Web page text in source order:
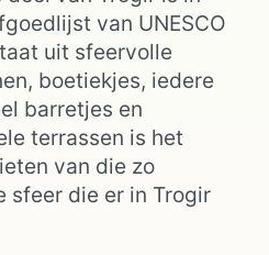
van UNESCO
uit sfeervolle
boetiekjes, iedere
barretjes en
terrassen is het
van die zo
sfeer die er in Trogir